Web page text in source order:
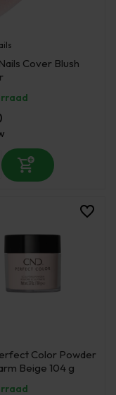
Cover Blush
Color Powder
Beige 104 g